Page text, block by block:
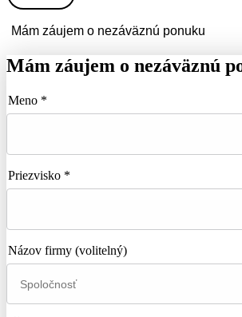
Mám záujem o nezáväznú ponuku
Mám záujem o nezáväznú
Meno *
Priezvisko *
Názov firmy (volitelný)